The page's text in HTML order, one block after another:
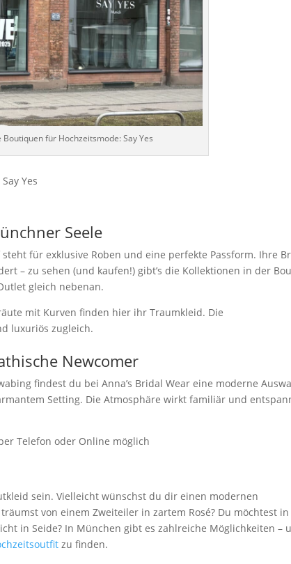
für Hochzeitsmode: Say Yes
Yes
Seele
für exklusive Roben und eine perfekte Passform. Ihre
– zu sehen (und kaufen!) gibt’s die Kollektionen in der
gleich nebenan.
mit Kurven finden hier ihr Traumkleid. Die
luxuriös zugleich.
Newcomer
findest du bei Anna’s Bridal Wear eine moderne
Setting. Die Atmosphäre wirkt familiär und
Telefon oder Online möglich
sein. Vielleicht wünschst du dir einen modernen
von einem Zweiteiler in zartem Rosé? Du möchtest in
in Seide? In München gibt es zahlreiche Möglichkeiten –
zu finden.